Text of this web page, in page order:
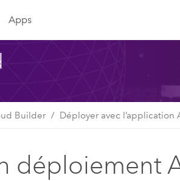
Apps
Builder Déployer avec l’application
déploiement